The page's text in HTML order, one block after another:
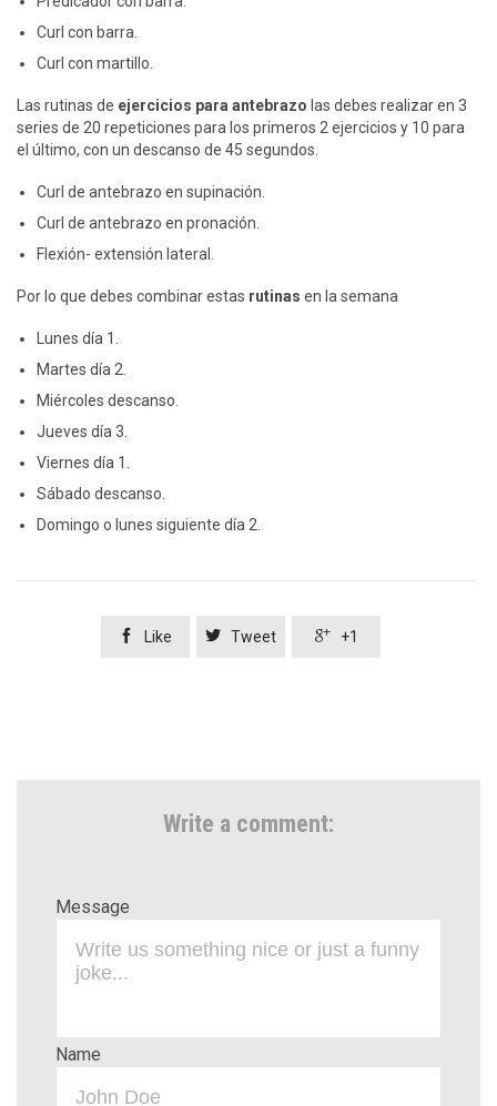
Curl con barra.
Curl con martillo.
Las rutinas de ejercicios para antebrazo las debes realizar en 3
series de 20 repeticiones para los primeros 2 ejercicios y 10 para
el último, con un descanso de 45 segundos.
Curl de antebrazo en supinación.
Curl de antebrazo en pronación.
Flexión- extensión lateral.
Por lo que debes combinar estas rutinas en la semana
Lunes día 1.
Martes día 2.
Miércoles descanso.
Jueves día 3.
Viernes día 1.
Sábado descanso.
Domingo o lunes siguiente día 2.
 Like  Tweet  +1
Write a comment:
Message
Name